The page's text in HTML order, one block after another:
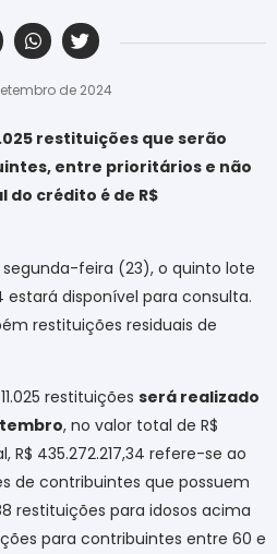
de 2024
restituições que serão
entre prioritários e não
crédito é de R$
segunda-feira (23), o quinto lote
estará disponível para consulta.
restituições residuais de
restituições será realizado
, no valor total de R$
R$ 435.272.217,34 refere-se ao
de contribuintes que possuem
restituições para idosos acima
para contribuintes entre 60 e